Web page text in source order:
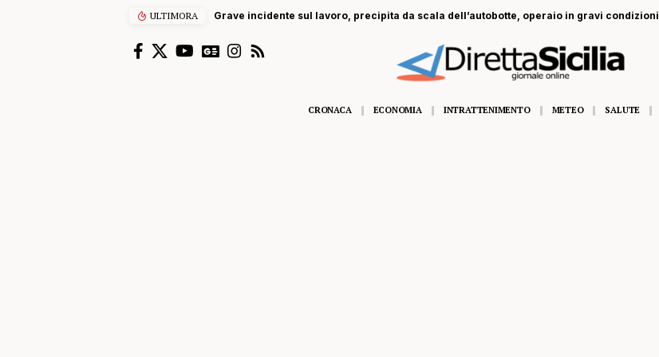
ULTIMORA Grave incidente sul lavoro, precipita da scala dell’autobotte, operaio in gravi condizioni
CRONACA ECONOMIA INTRATTENIMENTO METEO SALUTE